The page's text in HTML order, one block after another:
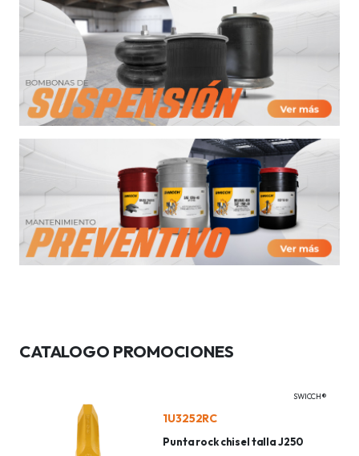
CATALOGO PROMOCIONES
SWICCH®
1U3252RC
Punta rock chisel talla J250